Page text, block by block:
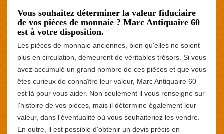
Vous souhaitez déterminer la valeur fiduciaire
de vos pièces de monnaie ? Marc Antiquaire 60
est à votre disposition.
Les pièces de monnaie anciennes, bien qu'elles ne soient
plus en circulation, demeurent de véritables trésors. Si vous
avez accumulé un grand nombre de ces pièces et que vous
êtes curieux de connaître leur valeur, Marc Antiquaire 60
est là pour vous aider. Non seulement il vous renseigne sur
l'histoire de vos pièces, mais il détermine également leur
valeur, dans l'éventualité où vous souhaiteriez les vendre.
En outre, il est possible d'obtenir un devis précis en